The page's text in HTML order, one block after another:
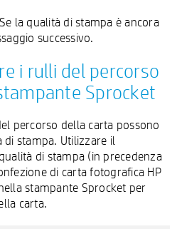
la qualità di stampa è ancora
successivo.
i rulli del percorso
Sprocket
percorso della carta possono
stampa. Utilizzare il
di stampa (in precedenza
di carta fotografica HP
stampante Sprocket per
carta.